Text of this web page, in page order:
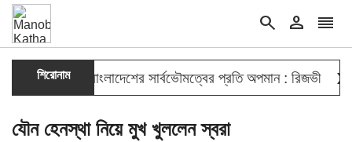
search person reorder
শিরোনাম
দেওয়া বাংলাদেশের সার্বভৌমত্বের প্রতি অপমান : রিজভী double_arrow
যৌন হেনস্থা নিয়ে মুখ খুললেন স্বরা